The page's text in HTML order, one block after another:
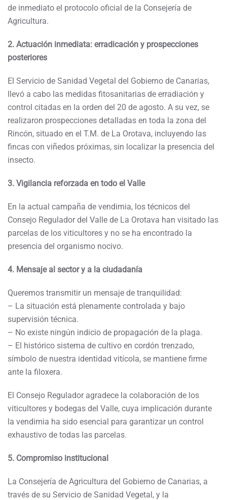
de inmediato el protocolo oficial de la Consejería de
Agricultura.
2. Actuación inmediata: erradicación y prospecciones
posteriores
El Servicio de Sanidad Vegetal del Gobierno de Canarias,
llevó a cabo las medidas fitosanitarias de erradiación y
control citadas en la orden del 20 de agosto. A su vez, se
realizaron prospecciones detalladas en toda la zona del
Rincón, situado en el T.M. de La Orotava, incluyendo las
fincas con viñedos próximas, sin localizar la presencia del
insecto.
3. Vigilancia reforzada en todo el Valle
En la actual campaña de vendimia, los técnicos del
Consejo Regulador del Valle de La Orotava han visitado las
parcelas de los viticultores y no se ha encontrado la
presencia del organismo nocivo.
4. Mensaje al sector y a la ciudadanía
Queremos transmitir un mensaje de tranquilidad:
– La situación está plenamente controlada y bajo
supervisión técnica.
– No existe ningún indicio de propagación de la plaga.
– El histórico sistema de cultivo en cordón trenzado,
símbolo de nuestra identidad vitícola, se mantiene firme
ante la filoxera.
El Consejo Regulador agradece la colaboración de los
viticultores y bodegas del Valle, cuya implicación durante
la vendimia ha sido esencial para garantizar un control
exhaustivo de todas las parcelas.
5. Compromiso institucional
La Consejería de Agricultura del Gobierno de Canarias, a
través de su Servicio de Sanidad Vegetal, y la